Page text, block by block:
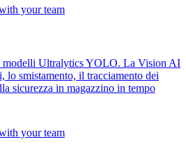
modelli Ultralytics YOLO. La Vision AI
lo smistamento, il tracciamento dei
sicurezza in magazzino in tempo